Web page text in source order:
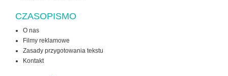
CZASOPISMO
O nas
Filmy reklamowe
Zasady przygotowania tekstu
Kontakt